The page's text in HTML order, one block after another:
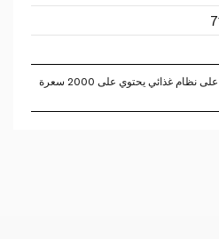
تستند النسبة المئوية للقيم اليومية على نظام غذائي يحتوي على 2000 سعرة